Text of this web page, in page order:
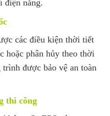
điện năng.
các điều kiện thời tiết
hoặc phân hủy theo thời
được bảo vệ an toàn
thi công